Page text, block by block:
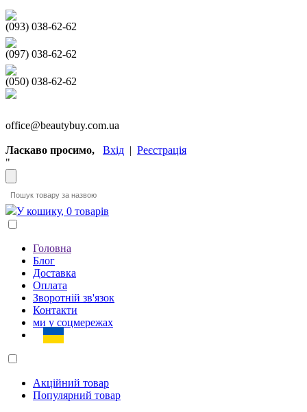
(093) 038-62-62
(097) 038-62-62
(050) 038-62-62
office@beautybuy.com.ua
Ласкаво просимо, Вхід | Реєстрація
"
У кошику, 0 товарів
Головна
Блог
Доставка
Оплата
Зворотній зв'язок
Контакти
ми у соцмережах
Акційний товар
Популярний товар